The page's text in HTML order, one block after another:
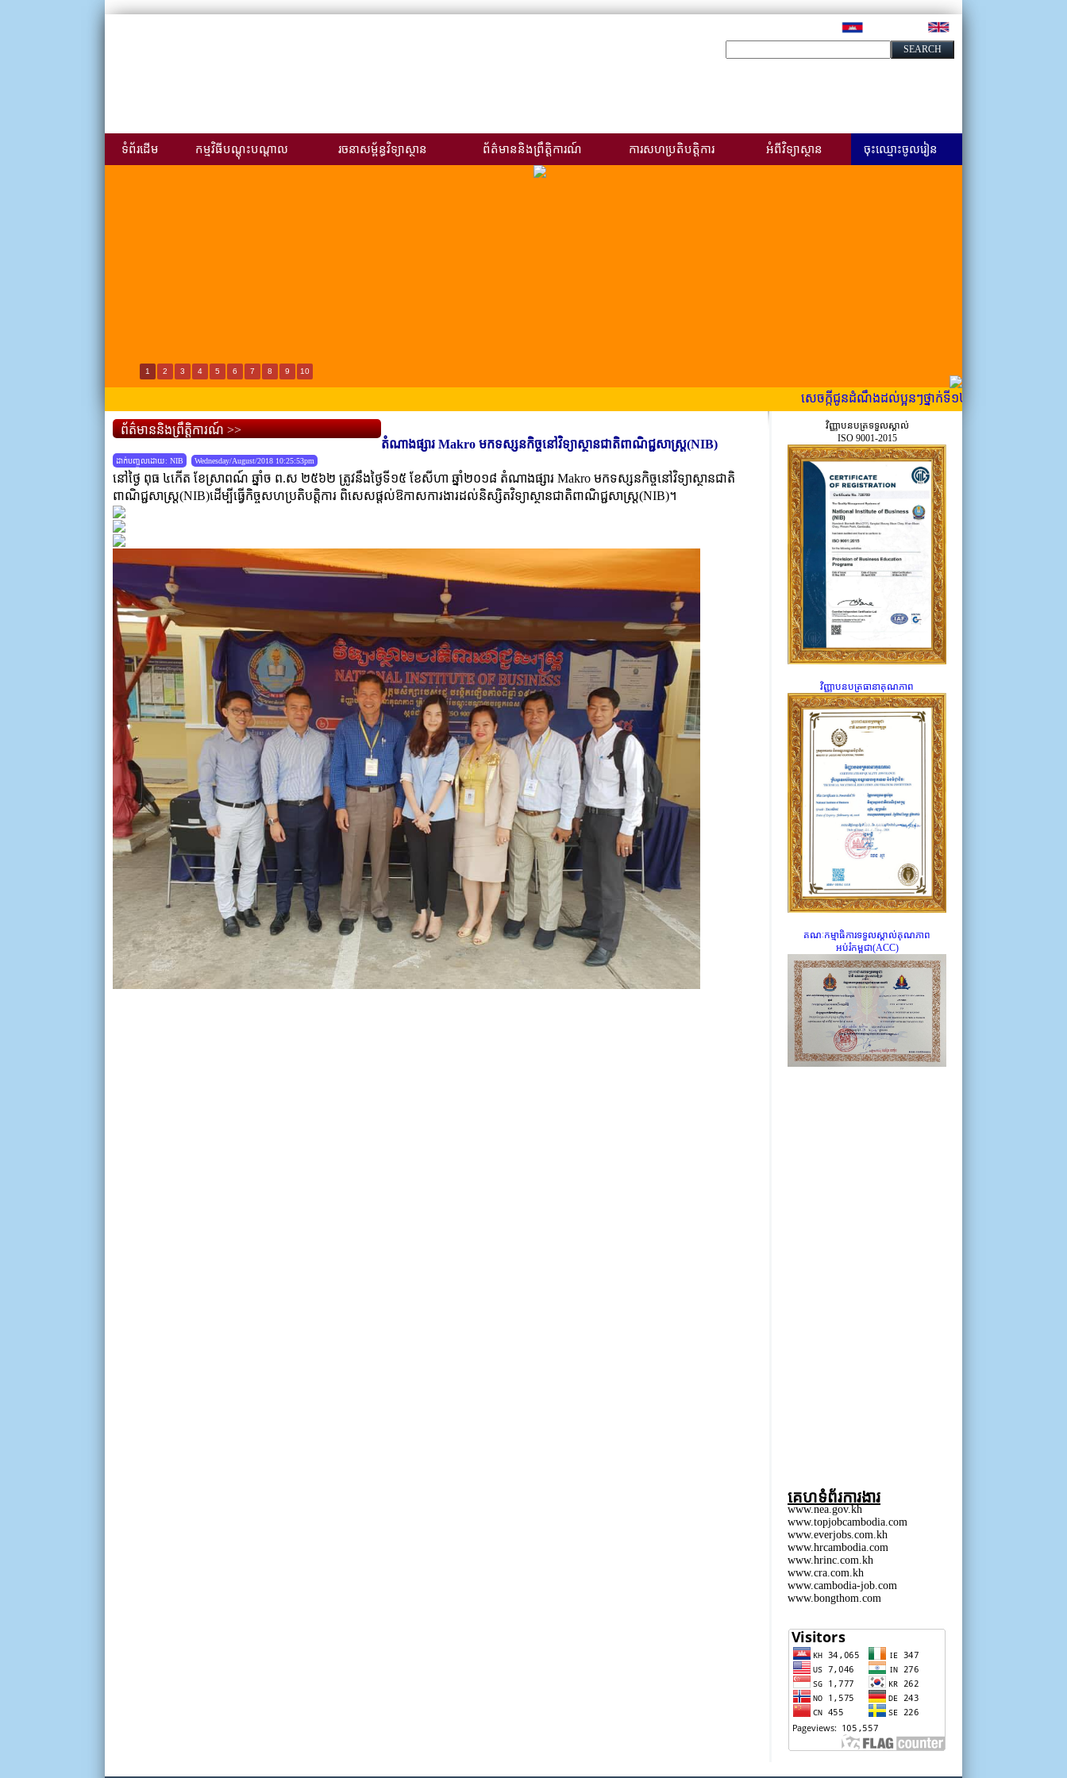
ទំព័រដើម កម្មវិធីបណ្ដុះបណ្ដាល រចនាសម្ព័ន្ធវិទ្យាស្ថាន ព័ត៌មាននិងព្រឹត្តិការណ៍ ការសហប្រតិបត្តិការ អំពីវិទ្យាស្ថាន ចុះឈ្មោះចូលរៀន
1 2 3 4 5 6 7 8 9 10
សេចក្កីជូនដំណឹងដល់ប្អូនៗថ្នាក់ទី១២ ដែលទើបប្រឡង ឱ្យបានជ្រ
ព័ត៌មាននិងព្រឹត្តិការណ៍ >>
តំណាងផ្សារ Makro មកទស្សនកិច្ចនៅវិទ្យាស្ថានជាតិពាណិជ្ជសាស្រ្ត(NIB)
ដាក់បញ្ចូលដោយ: NIB Wednesday/August/2018 10:25:53pm
នៅថ្ងៃ ពុធ ៤កើត ខែស្រាពណ៍ ឆ្នាំច ព.ស ២៥៦២ ត្រូវនឹងថ្ងៃទី១៥ ខែសីហា ឆ្នាំ២០១៨ តំណាងផ្សារ Makro មកទស្សនកិច្ចនៅវិទ្យាស្ថានជាតិ
ពាណិជ្ជសាស្រ្ត(NIB)ដើម្បីធ្វើកិច្ចសហប្រតិបត្តិការ ពិសេសផ្តល់ឱកាសការងារដល់និស្សិតវិទ្យាស្ថានជាតិពាណិជ្ជសាស្រ្ត(NIB)។
វិញ្ញាបនបត្រទទួលស្គាល់
ISO 9001-2015
វិញ្ញាបនបត្រធានាគុណភាព
គណៈកម្មាធិការទទួលស្គាល់គុណភាព
អប់រំកម្ពុជា(ACC)
គេហទំព័រការងារ
www.nea.gov.kh
www.topjobcambodia.com
www.everjobs.com.kh
www.hrcambodia.com
www.hrinc.com.kh
www.cra.com.kh
www.cambodia-job.com
www.bongthom.com